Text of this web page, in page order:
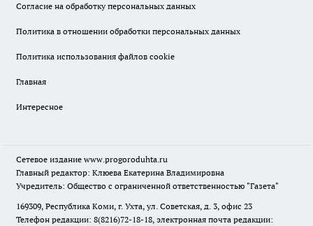
Согласие на обработку персональных данных
Политика в отношении обработки персональных данных
Политика использования файлов cookie
Главная
Интересное
Сетевое издание www.progoroduhta.ru
Главный редактор: Клюева Екатерина Владимировна
Учредитель: Общество с ограниченной ответственностью "Газета"
169309, Республика Коми, г. Ухта, ул. Советская, д. 3, офис 23
Телефон редакции: 8(8216)72-18-18, электронная почта редакции: